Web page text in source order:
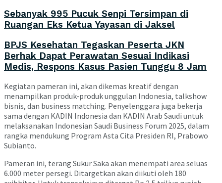
Sebanyak 995 Pucuk Senpi Tersimpan di
Ruangan Eks Ketua Yayasan di Jaksel
BPJS Kesehatan Tegaskan Peserta JKN
Berhak Dapat Perawatan Sesuai Indikasi
Medis, Respons Kasus Pasien Tunggu 8 Jam
Kegiatan pameran ini, akan dikemas kreatif dengan
menampilkan produk-produk unggulan Indonesia, talkshow
bisnis, dan business matching. Penyelenggara juga bekerja
sama dengan KADIN Indonesia dan KADIN Arab Saudi untuk
melaksanakan Indonesian Saudi Business Forum 2025, dalam
rangka mendukung Program Asta Cita Presiden RI, Prabowo
Subianto.
Pameran ini, terang Sukur Saka akan menempati area seluas
6.000 meter persegi. Ditargetkan akan diikuti oleh 180